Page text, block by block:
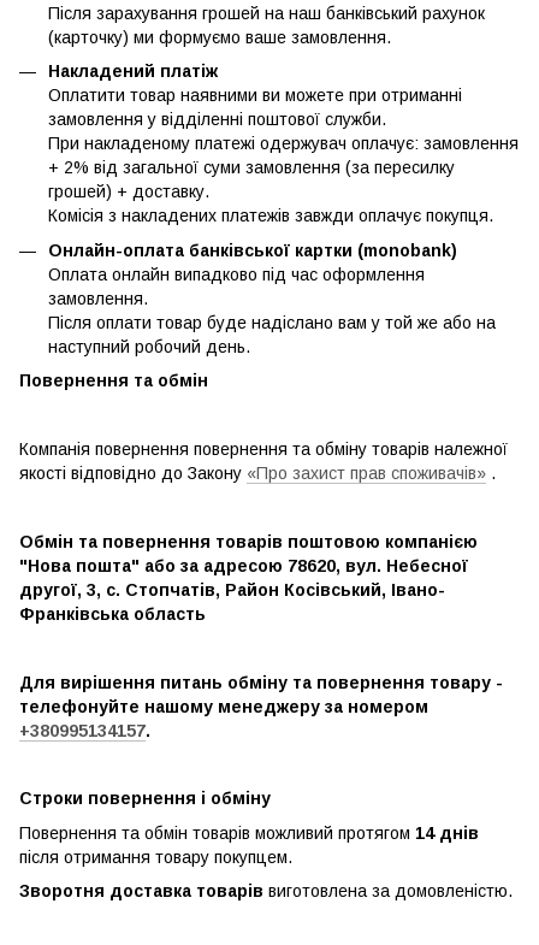
Після зарахування грошей на наш банківський рахунок
(карточку) ми формуємо ваше замовлення.
Накладений платіж
Оплатити товар наявними ви можете при отриманні
замовлення у відділенні поштової служби.
При накладеному платежі одержувач оплачує: замовлення
+ 2% від загальної суми замовлення (за пересилку
грошей) + доставку.
Комісія з накладених платежів завжди оплачує покупця.
Онлайн-оплата банківської картки (monobank)
Оплата онлайн випадково під час оформлення
замовлення.
Після оплати товар буде надіслано вам у той же або на
наступний робочий день.
Повернення та обмін
Компанія повернення повернення та обміну товарів належної
якості відповідно до Закону «Про захист прав споживачів» .
Обмін та повернення товарів поштовою компанією
"Нова пошта" або за адресою 78620, вул. Небесної
другої, 3, с. Стопчатів, Район Косівський, Івано-
Франківська область
Для вирішення питань обміну та повернення товару -
телефонуйте нашому менеджеру за номером
+380995134157.
Строки повернення і обміну
Повернення та обмін товарів можливий протягом 14 днів
після отримання товару покупцем.
Зворотня доставка товарів виготовлена ​​за домовленістю.